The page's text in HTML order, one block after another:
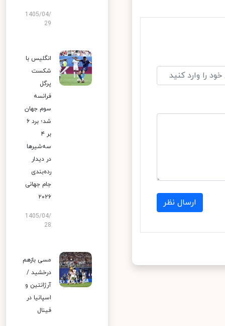
ارسال نظر
1405/04/
29
انگلیس با
شکست
پرگل
فرانسه
سوم جهان
شد؛ برد ۶
بر ۴
سه‌شیرها
در دیدار
رده‌بندی
جام جهانی
۲۰۲۶
1405/04/
28
مسی بازهم
درخشید /
آرژانتین و
اسپانیا در
فینال